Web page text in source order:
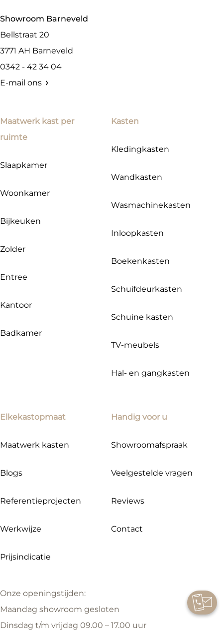
Showroom Barneveld
Bellstraat 20
3771 AH Barneveld
0342 - 42 34 04
E-mail ons
Maatwerk kast per
ruimte
Slaapkamer
Woonkamer
Bijkeuken
Zolder
Entree
Kantoor
Badkamer
Kasten
Kledingkasten
Wandkasten
Wasmachinekasten
Inloopkasten
Boekenkasten
Schuifdeurkasten
Schuine kasten
TV-meubels
Hal- en gangkasten
Elkekastopmaat
Maatwerk kasten
Blogs
Referentieprojecten
Werkwijze
Prijsindicatie
Handig voor u
Showroomafspraak
Veelgestelde vragen
Reviews
Contact
Onze openingstijden:
Maandag showroom gesloten
Dinsdag t/m vrijdag 09.00 – 17.00 uur